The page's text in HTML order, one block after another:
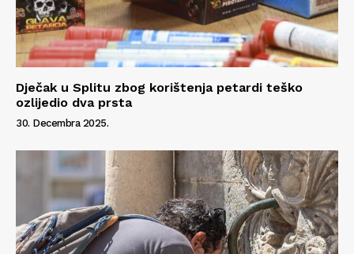
Info
O nama
Dječak u Splitu zbog korištenja petardi teško
ozlijedio dva prsta
30. Decembra 2025.